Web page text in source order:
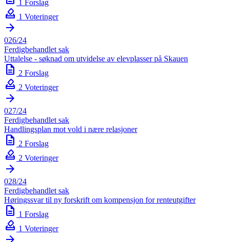
1 Forslag
how_to_vote 1 Voteringer
arrow_forward
026/24
Ferdigbehandlet sak
Uttalelse - søknad om utvidelse av elevplasser på Skauen
description 2 Forslag
how_to_vote 2 Voteringer
arrow_forward
027/24
Ferdigbehandlet sak
Handlingsplan mot vold i nære relasjoner
description 2 Forslag
how_to_vote 2 Voteringer
arrow_forward
028/24
Ferdigbehandlet sak
Høringssvar til ny forskrift om kompensjon for renteutgifter
description 1 Forslag
how_to_vote 1 Voteringer